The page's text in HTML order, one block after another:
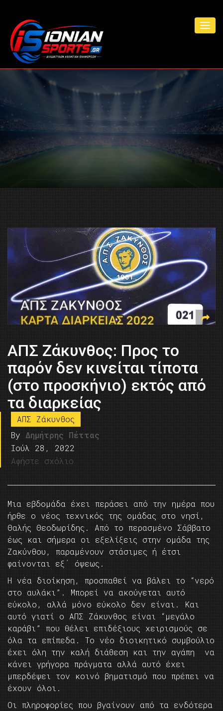
ΑΠΣ Ζάκυνθος: Προς το
παρόν δεν κινείται τίποτα
(στο προσκήνιο) εκτός από
τα διαρκείας
ΑΠΣ Ζάκυνθος
By Δημήτρης Πέττας
Ιούλ 28, 2022
Αφήστε σχόλιο
Μια εβδομάδα έχει περάσει από την ημέρα που
ήρθε ο νέος τεχνικός της ομάδας στο νησί,
Θαλής Θεοδωρίδης. Από το περασμένο Σάββατο
έως και σήμερα οι εξελίξεις στην ομάδα της
Ζακύνθου, παραμένουν στάσιμες ή έτσι
φαίνονται εξ΄ όψεως.
Η νέα διοίκηση, προσπαθεί να βάλει το “νερό
στο αυλάκι”. Μπορεί να ακούγεται αυτό
εύκολο, αλλά μόνο εύκολο δεν είναι. Και
αυτό γιατί ο ΑΠΣ Ζάκυνθος είναι “μεγάλο
καράβι” που θέλει επιδέξιους χειρισμούς σε
όλα τα επίπεδα. Το νέο διοικητικό συμβούλιο
έχει όλη την καλή διάθεση και την αγάπη να
κάνει γρήγορα πράγματα αλλά αυτό έχει
μπερδέψει τον κοινό βηματισμό που πρέπει να
έχουν όλοι.
Οι πληροφορίες που βγαίνουν από τα ενδότερα